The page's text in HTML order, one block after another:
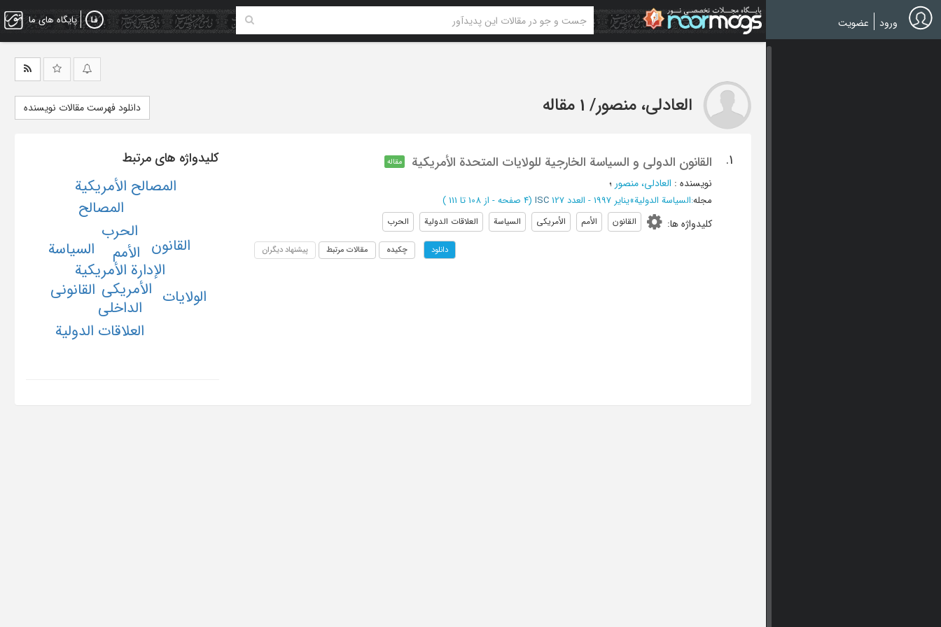
Skip
to
main
پایگاه های ما ورود عضویت
العادلی، منصور/ 1 مقاله دانلود فهرست مقالات نویسنده
1. القانون الدولی و السیاسة الخارجیة للولایات المتحدة الأمریکیة مقاله
نویسنده : العادلی، منصور ؛
مجله:السیاسة الدولیة»ینایر 1997 - العدد 127 ISC (‎4 صفحه - از 108 تا 111 )
کلیدواژه ها: القانون الأمم الأمریکی السیاسة العلاقات الدولیة الحرب
دانلود چکیده مقالات مرتبط پیشنهاد دیگران
کلیدواژه های مرتبط
الإدارة الأمریکیة
الأمریکی
الأمم
الحرب
الداخلی
السیاسة
العلاقات الدولیة
القانون
القانونی
المصالح
المصالح الأمریکیة
الولایات